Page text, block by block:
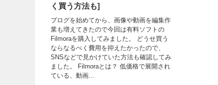
く買う方法も]
ブログを始めてから、画像や動画を編集作
業も増えてきたので今回は有料ソフトの
Filmoraを購入してみました。 どうせ買う
ならなるべく費用を抑えたかったので、
SNSなどで見かけていた方法も確認してみ
ました。 Filmoraとは？ 低価格で展開され
ている、動画...